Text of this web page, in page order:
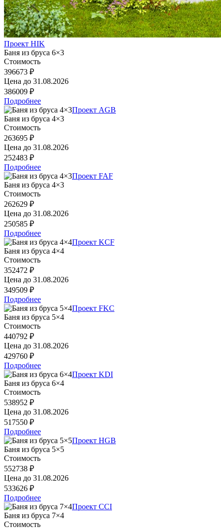
Проект HIK
Баня из бруса 6×3
Стоимость
396673 ₽
Цена до 31.08.2026
386009 ₽
Подробнее
Проект AGB
Баня из бруса 4×3
Стоимость
263695 ₽
Цена до 31.08.2026
252483 ₽
Подробнее
Проект FAF
Баня из бруса 4×3
Стоимость
262629 ₽
Цена до 31.08.2026
250585 ₽
Подробнее
Проект KCF
Баня из бруса 4×4
Стоимость
352472 ₽
Цена до 31.08.2026
349509 ₽
Подробнее
Проект FKC
Баня из бруса 5×4
Стоимость
440792 ₽
Цена до 31.08.2026
429760 ₽
Подробнее
Проект KDI
Баня из бруса 6×4
Стоимость
538952 ₽
Цена до 31.08.2026
517550 ₽
Подробнее
Проект HGB
Баня из бруса 5×5
Стоимость
552738 ₽
Цена до 31.08.2026
533626 ₽
Подробнее
Проект CCI
Баня из бруса 7×4
Стоимость